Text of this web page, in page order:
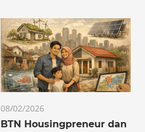
08/02/2026
BTN Housingpreneur dan